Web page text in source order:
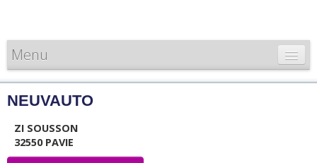
Menu
CARTE DE FRANCE
NEUVAUTO
ZI SOUSSON
32550 PAVIE